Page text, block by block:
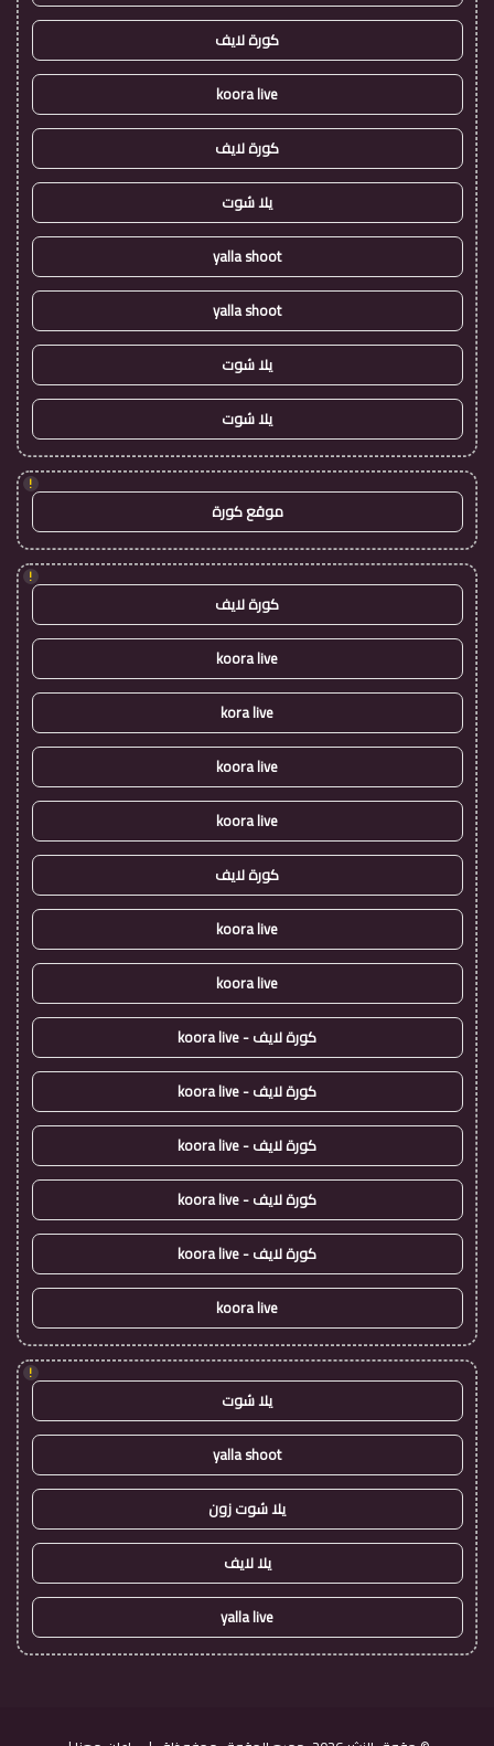
كورة لايف
koora live
كورة لايف
يلا شوت
yalla shoot
yalla shoot
يلا شوت
يلا شوت
!
موقع كورة
!
كورة لايف
koora live
kora live
koora live
koora live
كورة لايف
koora live
koora live
كورة لايف - koora live
كورة لايف - koora live
كورة لايف - koora live
كورة لايف - koora live
كورة لايف - koora live
koora live
!
يلا شوت
yalla shoot
يلا شوت زون
يلا لايف
yalla live